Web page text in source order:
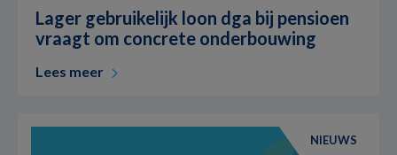
Lager gebruikelijk loon dga bij pensioen
vraagt om concrete onderbouwing
Lees meer
NIEUWS